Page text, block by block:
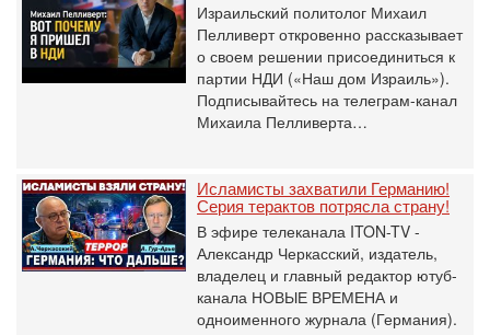
Израильский политолог Михаил
Пелливерт откровенно рассказывает
о своем решении присоединиться к
партии НДИ («Наш дом Израиль»).
Подписывайтесь на телеграм-канал
Михаила Пелливерта…
Исламисты захватили Германию!
Серия терактов потрясла страну!
В эфире телеканала ITON-TV -
Александр Черкасский, издатель,
владелец и главный редактор ютуб-
канала НОВЫЕ ВРЕМЕНА и
одноименного журнала (Германия).